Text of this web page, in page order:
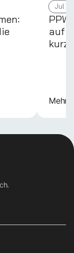
Jul
auf
kurz
Mehr